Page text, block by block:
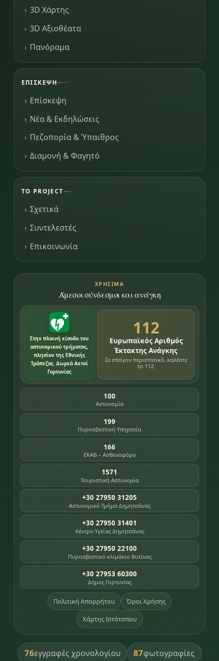
3D Χάρτης
3D Αξιοθέατα
Πανόραμα
ΕΠΊΣΚΕΨΗ
Επίσκεψη
Νέα & Εκδηλώσεις
Πεζοπορία & Ύπαιθρος
Διαμονή & Φαγητό
ΤΟ PROJECT
Σχετικά
Συντελεστές
Επικοινωνία
ΧΡΉΣΙΜΑ
Άμεσοι σύνδεσμοι και ανάγκη
Στην πλαινή είσοδο του
αστυνομικού τμήματος,
πλησίον της Εθνικής
Τράπεζας. Δωρεά Αετοί
Γορτυνίας
112
Ευρωπαϊκός Αριθμός
Έκτακτης Ανάγκης
Σε επείγον περιστατικό, καλέστε
το 112.
100
Αστυνομία
199
Πυροσβεστική Υπηρεσία
166
ΕΚΑΒ – Ασθενοφόρο
1571
Τουριστική Αστυνομία
+30 27950 31205
Αστυνομικό Τμήμα Δημητσάνας
+30 27950 31401
Κέντρο Υγείας Δημητσάνας
+30 27950 22100
Πυροσβεστικό κλιμάκιο Βυτίνας
+30 27953 60300
Δήμος Γορτυνίας
Πολιτική Απορρήτου Όροι Χρήσης
Χάρτης Ιστότοπου
76εγγραφές χρονολογίου 87φωτογραφίες